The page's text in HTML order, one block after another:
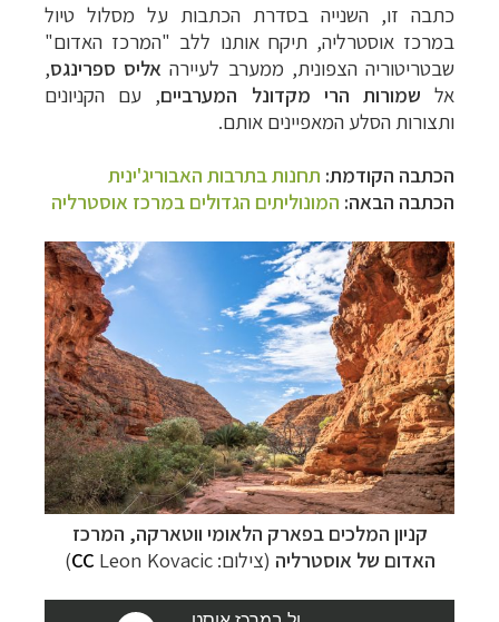
כתבה זו, השנייה בסדרת הכתבות על מסלול טיול
במרכז אוסטרליה, תיקח אותנו ללב "המרכז האדום"
שבטריטוריה הצפונית, ממערב לעיירה אליס ספרינגס,
אל שמורות הרי מקדונל המערביים, עם הקניונים
ותצורות הסלע המאפיינים אותם.
הכתבה הקודמת: תחנות בתרבות האבוריג'ינית
הכתבה הבאה: המונוליתים הגדולים במרכז אוסטרליה
קניון המלכיםבפארק הלאומי ווטארקה, המרכז
האדום של אוסטרליה (צילום: CC Leon Kovacic
)